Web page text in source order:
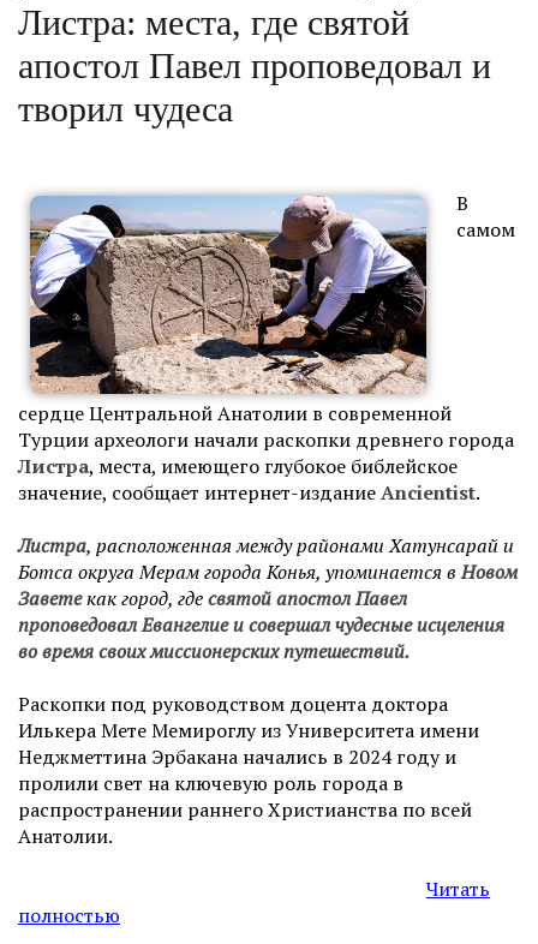
Листра: места, где святой
апостол Павел проповедовал и
творил чудеса
В
самом
сердце Центральной Анатолии в современной
Турции археологи начали раскопки древнего города
Листра, места, имеющего глубокое библейское
значение, сообщает интернет-изданиеАncientist.
Листра, расположенная между районами Хатунсарай и
Ботса округа Мерам города Конья, упоминается вНовом
Заветекак город, гдесвятой апостол Павел
проповедовал Евангелие и совершал чудесные исцеления
во время своих миссионерских путешествий.
Раскопки под руководством доцента доктора
Илькера Мете Мемироглу из Университета имени
Неджметтина Эрбакана начались в 2024 году и
пролили свет на ключевую роль города в
распространении раннего Христианства по всей
Анатолии.
Читать
полностью